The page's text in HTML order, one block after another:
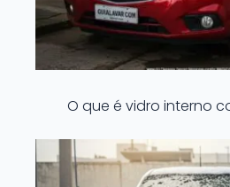
O que é vidro interno